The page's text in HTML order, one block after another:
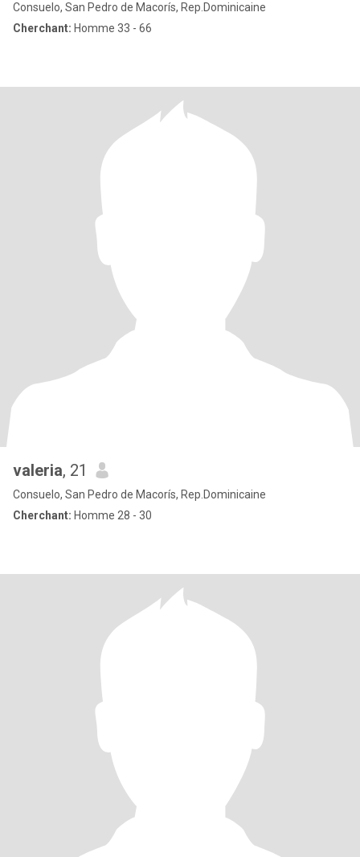
Consuelo, San Pedro de Macorís, Rep.Dominicaine
Cherchant: Homme 33 - 66
valeria, 21
Consuelo, San Pedro de Macorís, Rep.Dominicaine
Cherchant: Homme 28 - 30